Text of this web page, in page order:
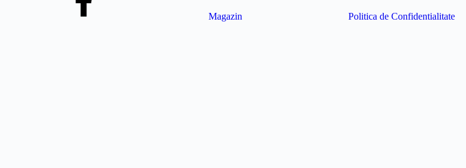
Magazin Politica de Confidentialitate